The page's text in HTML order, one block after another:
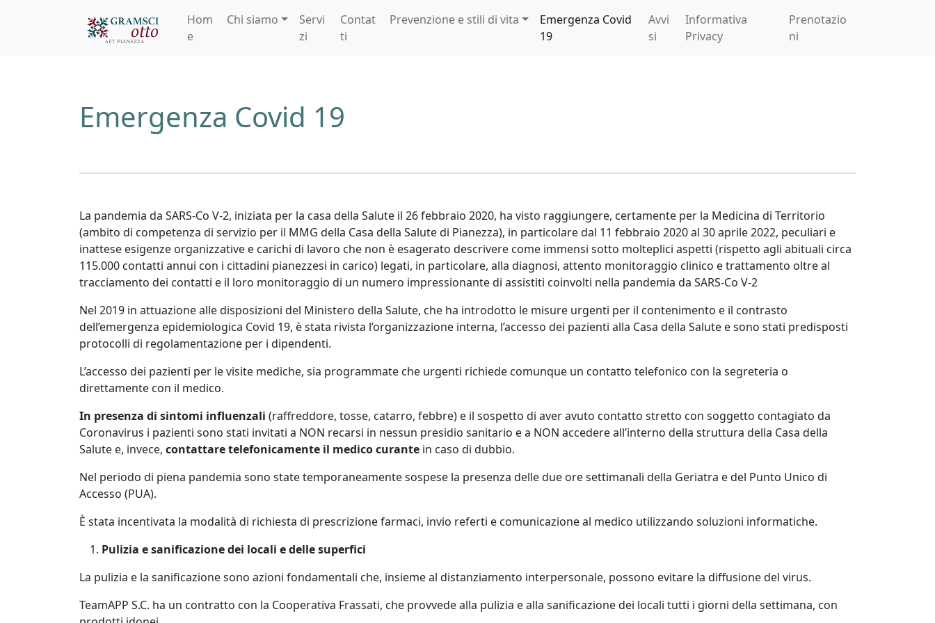
Hom
e
Chi siamo
Servi
zi
Contat
ti
Prevenzione e stili di vita
Emergenza Covid
19
Avvi
si
Informativa
Privacy
Prenotazio
ni
Emergenza Covid 19
La pandemia da SARS-Co V-2, iniziata per la casa della Salute il 26 febbraio 2020, ha visto raggiungere, certamente per la Medicina di Territorio
(ambito di competenza di servizio per il MMG della Casa della Salute di Pianezza), in particolare dal 11 febbraio 2020 al 30 aprile 2022, peculiari e
inattese esigenze organizzative e carichi di lavoro che non è esagerato descrivere come immensi sotto molteplici aspetti (rispetto agli abituali circa
115.000 contatti annui con i cittadini pianezzesi in carico) legati, in particolare, alla diagnosi, attento monitoraggio clinico e trattamento oltre al
tracciamento dei contatti e il loro monitoraggio di un numero impressionante di assistiti coinvolti nella pandemia da SARS-Co V-2
Nel 2019 in attuazione alle disposizioni del Ministero della Salute, che ha introdotto le misure urgenti per il contenimento e il contrasto
dell’emergenza epidemiologica Covid 19, è stata rivista l’organizzazione interna, l’accesso dei pazienti alla Casa della Salute e sono stati predisposti
protocolli di regolamentazione per i dipendenti.
L’accesso dei pazienti per le visite mediche, sia programmate che urgenti richiede comunque un contatto telefonico con la segreteria o
direttamente con il medico.
In presenza di sintomi influenzali (raffreddore, tosse, catarro, febbre) e il sospetto di aver avuto contatto stretto con soggetto contagiato da
Coronavirus i pazienti sono stati invitati a NON recarsi in nessun presidio sanitario e a NON accedere all’interno della struttura della Casa della
Salute e, invece, contattare telefonicamente il medico curante in caso di dubbio.
Nel periodo di piena pandemia sono state temporaneamente sospese la presenza delle due ore settimanali della Geriatra e del Punto Unico di
Accesso (PUA).
È stata incentivata la modalità di richiesta di prescrizione farmaci, invio referti e comunicazione al medico utilizzando soluzioni informatiche.
Pulizia e sanificazione dei locali e delle superfici
La pulizia e la sanificazione sono azioni fondamentali che, insieme al distanziamento interpersonale, possono evitare la diffusione del virus.
TeamAPP S.C. ha un contratto con la Cooperativa Frassati, che provvede alla pulizia e alla sanificazione dei locali tutti i giorni della settimana, con